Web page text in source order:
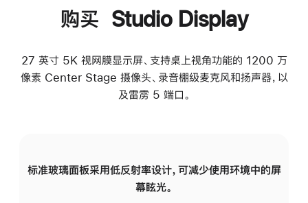
购买 Studio Display
27 英寸 5K 视网膜显示屏、支持桌上视角功能的 1200 万
像素 Center Stage 摄像头、录音棚级麦克风和扬声器，以
及雷雳 5 端口。
标准玻璃面板采用低反射率设计，可减少使用环境中的屏
幕眩光。